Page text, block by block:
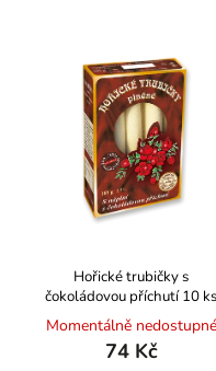
Hořické trubičky s
čokoládovou příchutí 10 ks
185g HOŘICKÉ TRUBIČKY
Momentálně nedostupné
74 Kč